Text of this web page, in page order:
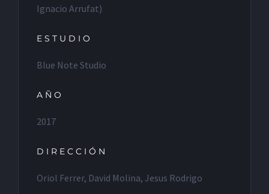
Ignacio Arrufat)
ESTUDIO
Blue Note Studio
AÑO
2017
DIRECCIÓN
Oriol Ferrer, David Molina, Jesus Rodrigo